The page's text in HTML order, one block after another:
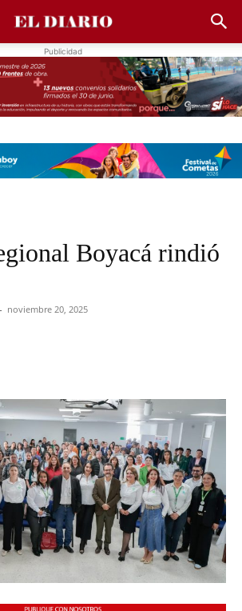
Publicidad
Boyacá rindió
- noviembre 20, 2025